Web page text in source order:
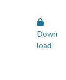
Down
load